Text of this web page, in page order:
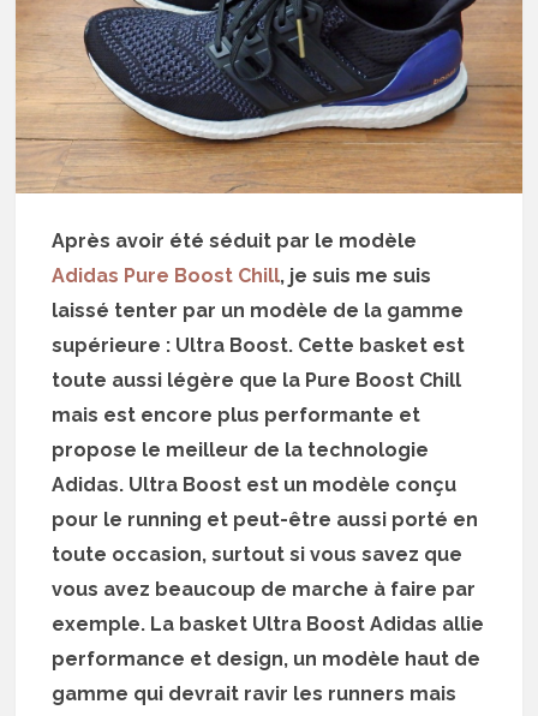
Après avoir été séduit par le modèle
Adidas Pure Boost Chill, je suis me suis
laissé tenter par un modèle de la gamme
supérieure : Ultra Boost. Cette basket est
toute aussi légère que la Pure Boost Chill
mais est encore plus performante et
propose le meilleur de la technologie
Adidas. Ultra Boost est un modèle conçu
pour le running et peut-être aussi porté en
toute occasion, surtout si vous savez que
vous avez beaucoup de marche à faire par
exemple. La basket Ultra Boost Adidas allie
performance et design, un modèle haut de
gamme qui devrait ravir les runners mais